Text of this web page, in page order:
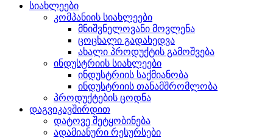
სიახლეები
კომპანიის სიახლეები
მნიშვნელოვანი მოვლენა
ცოცხალი გადახედვა
ახალი პროდუქტის გამოშვება
ინდუსტრიის სიახლეები
ინდუსტრიის საქმიანობა
ინდუსტრიის თანამშრომლობა
პროდუქტების ცოდნა
დაგვიკავშირდით
დატოვე შეტყობინება
ადამიანური რესურსები